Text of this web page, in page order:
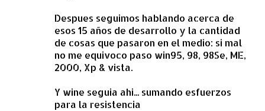
Despues seguimos hablando acerca de
esos 15 años de desarrollo y la cantidad
de cosas que pasaron en el medio: si mal
no me equivoco paso win95, 98, 98Se, ME,
2000, Xp & vista.
Y wine seguia ahi... sumando esfuerzos
para la resistencia